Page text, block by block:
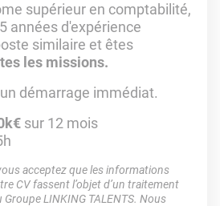
supérieur en comptabilité,
années d'expérience
similaire et êtes
les missions.
démarrage immédiat.
sur 12 mois
acceptez que les informations
CV fassent l’objet d’un traitement
LINKING TALENTS. Nous